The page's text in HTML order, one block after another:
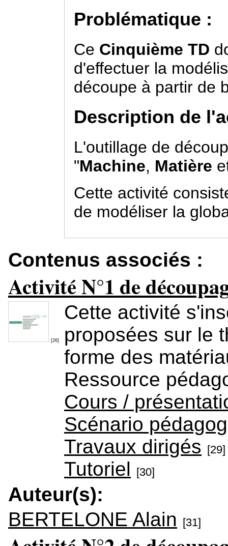
Problématique :
Ce Cinquième TD
d'effectuer la
découpe à partir de
Description de
L'outillage de
"Machine, Matière
Cette activité
de modéliser la
Contenus associés :
Activité N°1 de
[26]
Cette activité
proposées sur le
forme des
Ressource
Cours /
Scénario
Travaux dirigés [29]
Tutoriel [30]
Auteur(s):
BERTELONE Alain [31]